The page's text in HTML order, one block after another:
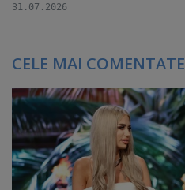
31.07.2026
CELE MAI COMENTATE